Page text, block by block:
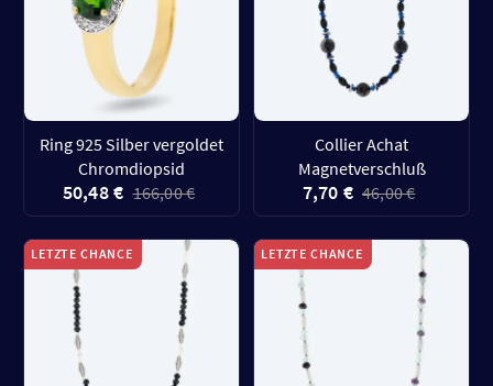
Ring 925 Silber vergoldet
Chromdiopsid
50,48 € 166,00 €
Collier Achat
Magnetverschluß
7,70 € 46,00 €
LETZTE CHANCE LETZTE CHANCE